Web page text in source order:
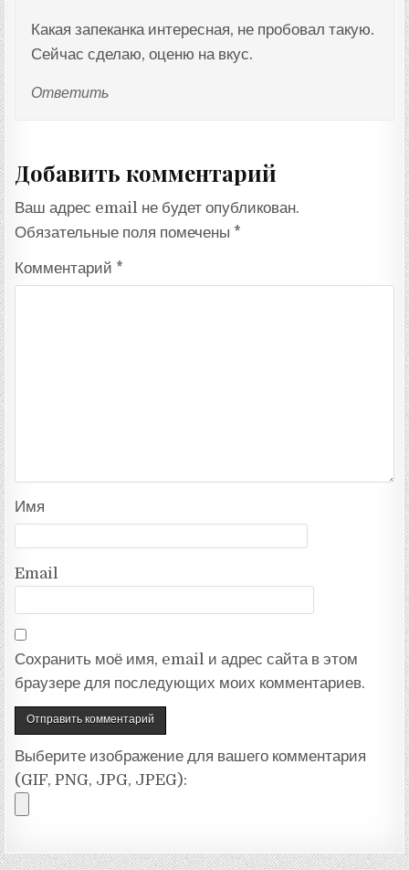
Какая запеканка интересная, не пробовал такую.
Сейчас сделаю, оценю на вкус.
Ответить
Добавить комментарий
Ваш адрес email не будет опубликован.
Обязательные поля помечены *
Комментарий *
Имя
Email
Сохранить моё имя, email и адрес сайта в этом
браузере для последующих моих комментариев.
Выберите изображение для вашего комментария
(GIF, PNG, JPG, JPEG):